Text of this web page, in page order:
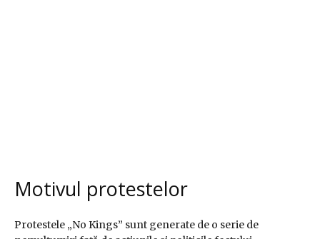
Motivul protestelor
Protestele „No Kings” sunt generate de o serie de